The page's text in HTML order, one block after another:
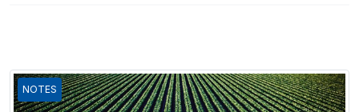
NOTES